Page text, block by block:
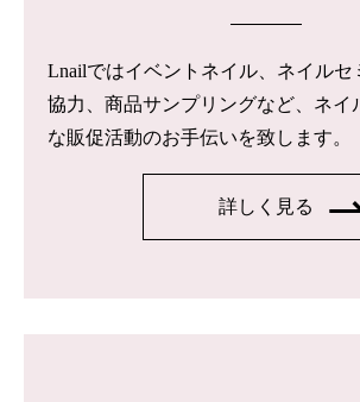
Lnailではイベントネイル、ネイルセ
協力、商品サンプリングなど、ネイ
な販促活動のお手伝いを致します。
詳しく見る